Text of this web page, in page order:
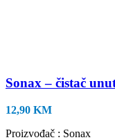
Sonax – čistač
12,90 KM
Proizvođač : Sonax